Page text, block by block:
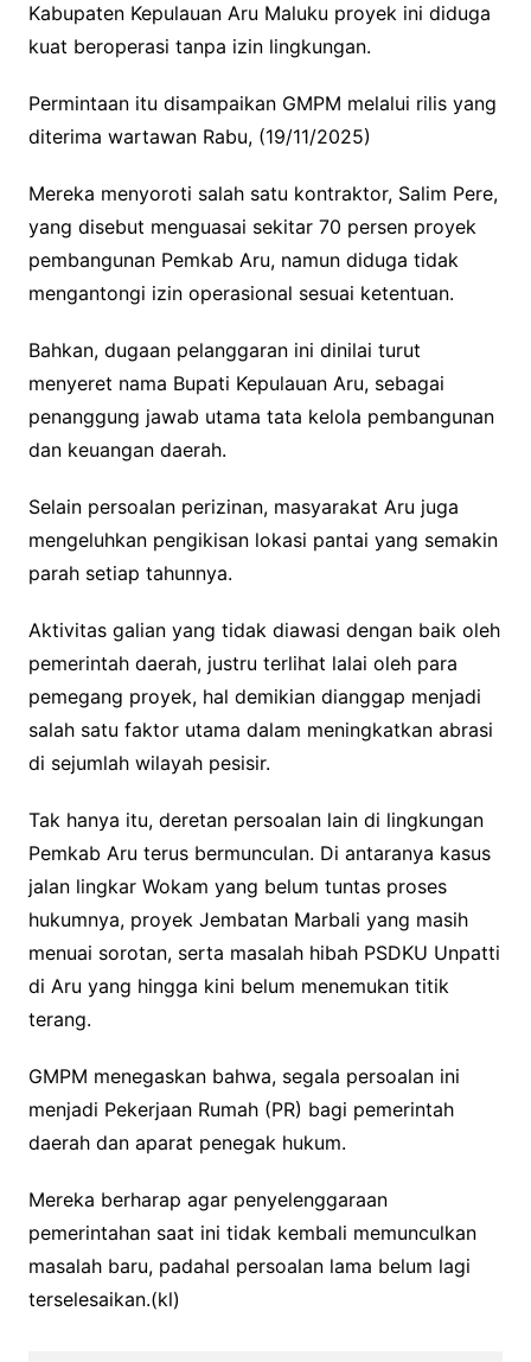
Kabupaten Kepulauan Aru Maluku proyek ini diduga
kuat beroperasi tanpa izin lingkungan.
Permintaan itu disampaikan GMPM melalui rilis yang
diterima wartawan Rabu, (19/11/2025)
Mereka menyoroti salah satu kontraktor, Salim Pere,
yang disebut menguasai sekitar 70 persen proyek
pembangunan Pemkab Aru, namun diduga tidak
mengantongi izin operasional sesuai ketentuan.
Bahkan, dugaan pelanggaran ini dinilai turut
menyeret nama Bupati Kepulauan Aru, sebagai
penanggung jawab utama tata kelola pembangunan
dan keuangan daerah.
Selain persoalan perizinan, masyarakat Aru juga
mengeluhkan pengikisan lokasi pantai yang semakin
parah setiap tahunnya.
Aktivitas galian yang tidak diawasi dengan baik oleh
pemerintah daerah, justru terlihat lalai oleh para
pemegang proyek, hal demikian dianggap menjadi
salah satu faktor utama dalam meningkatkan abrasi
di sejumlah wilayah pesisir.
Tak hanya itu, deretan persoalan lain di lingkungan
Pemkab Aru terus bermunculan. Di antaranya kasus
jalan lingkar Wokam yang belum tuntas proses
hukumnya, proyek Jembatan Marbali yang masih
menuai sorotan, serta masalah hibah PSDKU Unpatti
di Aru yang hingga kini belum menemukan titik
terang.
GMPM menegaskan bahwa, segala persoalan ini
menjadi Pekerjaan Rumah (PR) bagi pemerintah
daerah dan aparat penegak hukum.
Mereka berharap agar penyelenggaraan
pemerintahan saat ini tidak kembali memunculkan
masalah baru, padahal persoalan lama belum lagi
terselesaikan.(kl)